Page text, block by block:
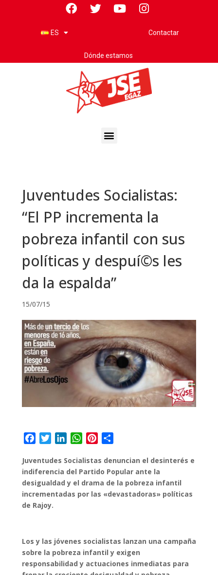
ES Contactar
Dónde estamos
Juventudes Socialistas:
“El PP incrementa la
pobreza infantil con sus
políticas y despuí©s les
da la espalda”
15/07/15
c
e
b
o
o
i
t
t
e
r
n
k
e
d
W
a
t
s
A
n
t
e
r
m
p
a
r
Juventudes Socialistas denuncian el desinterés e
indiferencia del Partido Popular ante la
desigualdad y el drama de la pobreza infantil
incrementadas por las «devastadoras» políticas
de Rajoy.
Los y las jóvenes socialistas lanzan una campaña
sobre la pobreza infantil y exigen
responsabilidad y actuaciones inmediatas para